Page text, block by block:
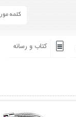
کتاب و رسانه